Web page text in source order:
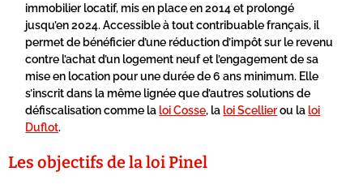
immobilier locatif, mis en place en 2014 et prolongé
jusqu’en 2024. Accessible à tout contribuable français, il
permet de bénéficier d’une réduction d’impôt sur le revenu
contre l’achat d’un logement neuf et l’engagement de sa
mise en location pour une durée de 6 ans minimum. Elle
s’inscrit dans la même lignée que d’autres solutions de
défiscalisation comme la loi Cosse, la loi Scellierou la loi
Duflot.
Les objectifs de la loi Pinel